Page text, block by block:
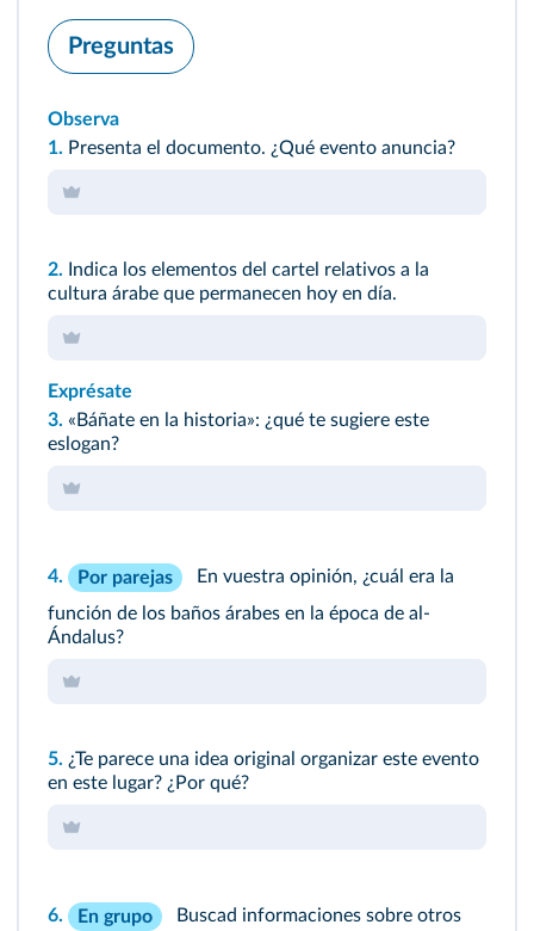
Preguntas
Observa
1. Presenta el documento. ¿Qué evento anuncia?
2. Indica los elementos del cartel relativos a la
cultura árabe que permanecen hoy en día.
Exprésate
3. «Báñate en la historia»: ¿qué te sugiere este
eslogan?
4. Por parejas
En vuestra opinión, ¿cuál era la
función de los baños árabes en la época de al-
Ándalus?
5. ¿Te parece una idea original organizar este evento
en este lugar? ¿Por qué?
6. En grupo
Buscad informaciones sobre otros